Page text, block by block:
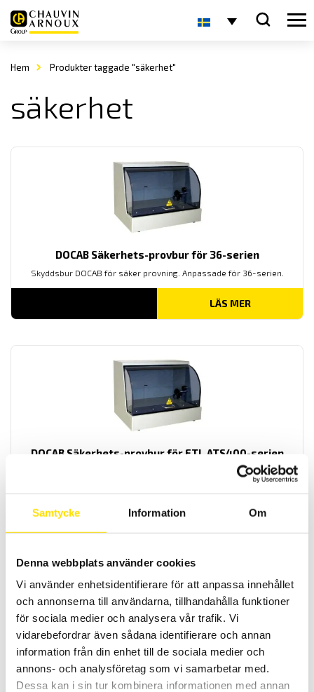
Samtycke Information Om
Denna webbplats använder cookies
Vi använder enhetsidentifierare för att anpassa innehållet
och annonserna till användarna, tillhandahålla funktioner
för sociala medier och analysera vår trafik. Vi
vidarebefordrar även sådana identifierare och annan
information från din enhet till de sociala medier och
annons- och analysföretag som vi samarbetar med.
Dessa kan i sin tur kombinera informationen med annan
Hem Produkter taggade "säkerhet"
säkerhet
DOCAB Säkerhets-provbur för 36-serien
Skyddsbur DOCAB för säker provning. Anpassade för 36-serien.
LÄS MER
DOCAB Säkerhets-provbur för ETL ATS400-serien
Skyddsbur DUCAB för säker provning. Anpassade för ATS400-
LÄS MER
SICAB Provbur för elsäkerhetstest, ETL 36-serien
Skyddsbur SICAB för säker provning. Anpassade för 36-serien